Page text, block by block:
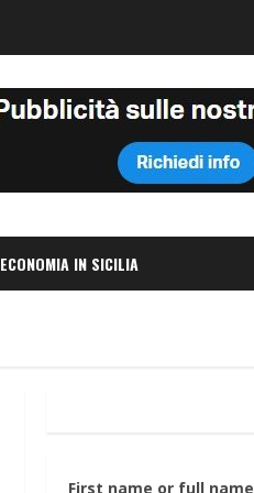
ECONOMIA IN SICILIA
First name or full name